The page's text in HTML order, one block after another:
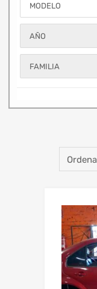
MODELO
AÑO
FAMILIA